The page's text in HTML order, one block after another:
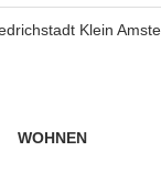
Klein
WOHNEN